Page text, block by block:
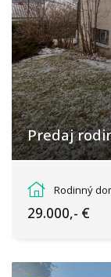
Predaj
Rodinný
29.000,- €